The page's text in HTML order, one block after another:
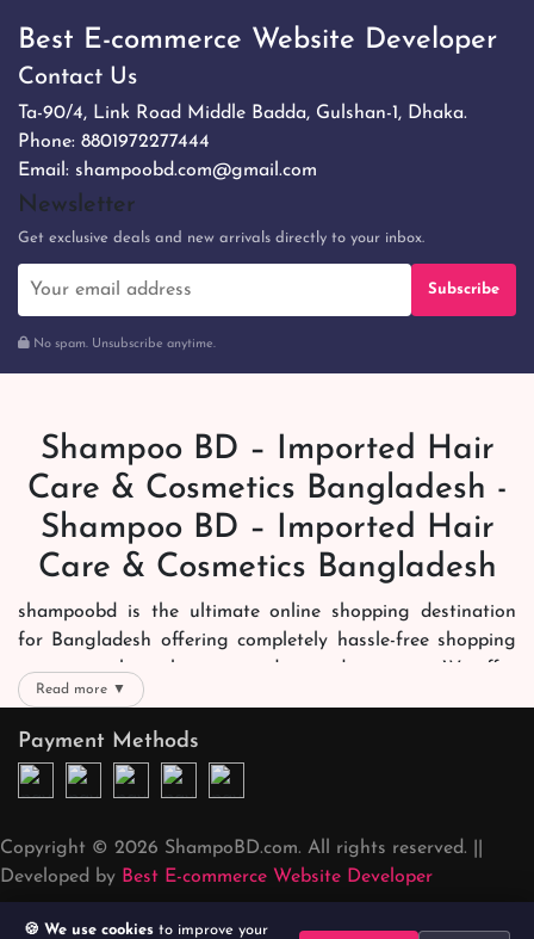
Best E-commerce Website Developer
Contact Us
Ta-90/4, Link Road Middle Badda, Gulshan-1, Dhaka.
Phone: 8801972277444
Email: shampoobd.com@gmail.com
Newsletter
Get exclusive deals and new arrivals directly to your inbox.
Subscribe
No spam. Unsubscribe anytime.
Shampoo BD – Imported Hair
Care & Cosmetics Bangladesh -
Shampoo BD – Imported Hair
Care & Cosmetics Bangladesh
shampoobd is the ultimate online shopping destination
for Bangladesh offering completely hassle-free shopping
experience through secure and trusted gateways. We offer
you trendy and reliable shopping with all your preferred
brands and more. Now shopping is easier, quicker and
always joyous. We help you mark the exact choice here.
We offer our customers with memorable online shopping
team works round the clock to personally make sure the
right packages reach on time. You can choose whatever
you like. We deliver it right at your address across
Read more ▼
Payment Methods
Copyright © 2026 ShampoBD.com. All rights reserved. ||
Developed by Best E-commerce Website Developer
🍪 We use cookies to improve your